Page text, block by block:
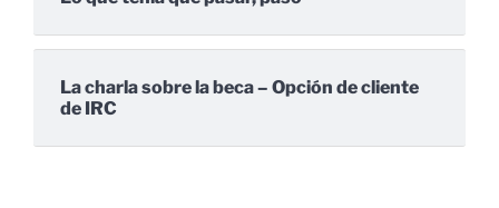
La charla sobre la beca – Opción de cliente
de IRC